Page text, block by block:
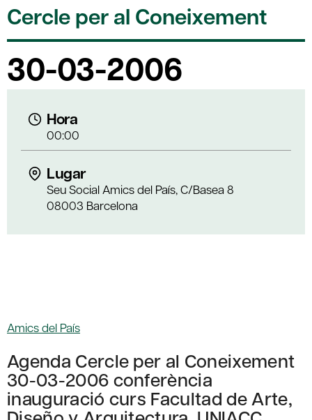
Cercle per al Coneixement
30-03-2006
Hora
00:00
Lugar
Seu Social Amics del País, C/Basea 8
08003 Barcelona
Amics del País
Agenda Cercle per al Coneixement
30-03-2006 conferència
inauguració curs Facultad de Arte,